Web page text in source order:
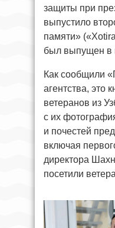
защиты при
выпустило
памяти»
был выпущен в
Как сообщили
агентства, это
ветеранов из
с их
и почестей
включая
директора
посетили